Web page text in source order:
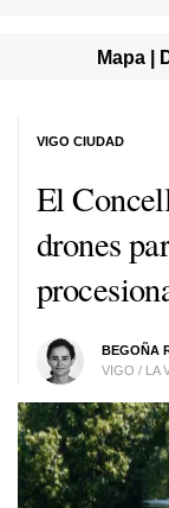
Mapa |
El
drones
BEGOÑA
VIGO / LA
VIGO CIUDAD